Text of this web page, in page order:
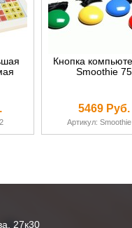
Кнопка
Smoothie 75
5469 Руб.
Артикул:
27к30